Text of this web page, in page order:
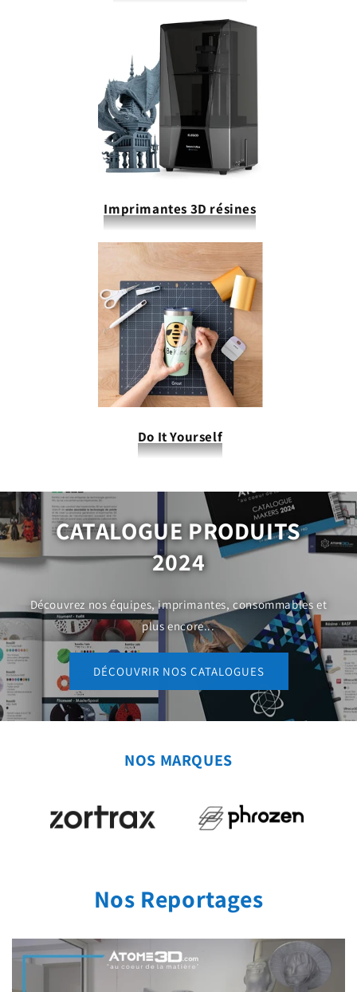
Imprimantes 3D résines
Do It Yourself
CATALOGUE PRODUITS
2024
Découvrez nos équipes, imprimantes, consommables et
plus encore...
DÉCOUVRIR NOS CATALOGUES
NOS MARQUES
Nos Reportages